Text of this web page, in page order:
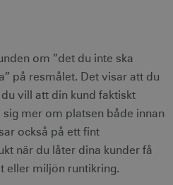
om ”det du inte ska
på resmålet. Det visar att du
vill att din kund faktiskt
mer om platsen både innan
också på ett fint
när du låter dina kunder få
eller miljön runtikring.